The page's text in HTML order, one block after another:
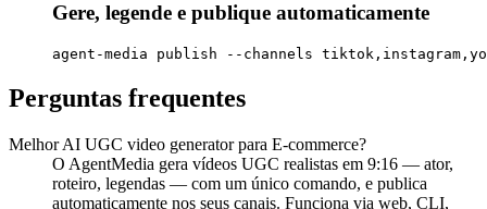
Gere, legende e publique automaticamente
agent-media publish --channels
Perguntas frequentes
Melhor AI UGC video generator para E-commerce?
O AgentMedia gera vídeos UGC realistas em 9:16 — ator,
roteiro, legendas — com um único comando, e publica
automaticamente nos seus canais. Funciona via web, CLI,